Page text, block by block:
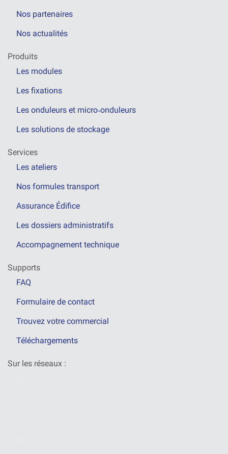
Nos partenaires
Nos actualités
Produits
Les modules
Les fixations
Les onduleurs et micro‑onduleurs
Les solutions de stockage
Services
Les ateliers
Nos formules transport
Assurance Édifice
Les dossiers administratifs
Accompagnement technique
Supports
FAQ
Formulaire de contact
Trouvez votre commercial
Téléchargements
Sur les réseaux :